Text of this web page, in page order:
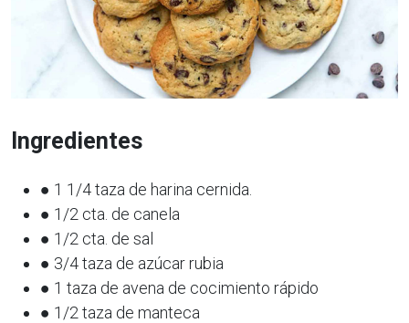
Ingredientes
● 1 1/4 taza de harina cernida.
● 1/2 cta. de canela
● 1/2 cta. de sal
● 3/4 taza de azúcar rubia
● 1 taza de avena de cocimiento rápido
● 1/2 taza de manteca